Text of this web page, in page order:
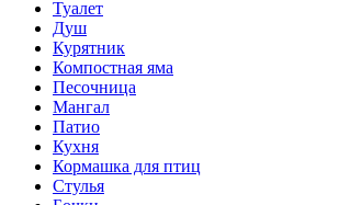
Туалет
Душ
Курятник
Компостная яма
Песочница
Мангал
Патио
Кухня
Кормашка для птиц
Стулья